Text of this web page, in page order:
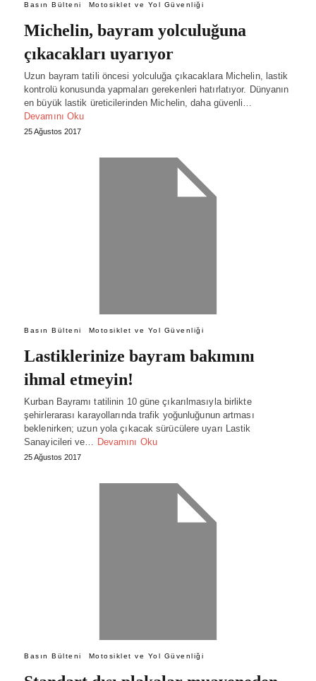
Basın Bülteni Motosiklet ve Yol Güvenliği
Michelin, bayram yolculuğuna
çıkacakları uyarıyor
Uzun bayram tatili öncesi yolculuğa çıkacaklara Michelin, lastik
kontrolü konusunda yapmaları gerekenleri hatırlatıyor. Dünyanın
en büyük lastik üreticilerinden Michelin, daha güvenli…
Devamını Oku
25 Ağustos 2017
Basın Bülteni Motosiklet ve Yol Güvenliği
Lastiklerinize bayram bakımını
ihmal etmeyin!
Kurban Bayramı tatilinin 10 güne çıkarılmasıyla birlikte
şehirlerarası karayollarında trafik yoğunluğunun artması
beklenirken; uzun yola çıkacak sürücülere uyarı Lastik
Sanayicileri ve… Devamını Oku
25 Ağustos 2017
Basın Bülteni Motosiklet ve Yol Güvenliği